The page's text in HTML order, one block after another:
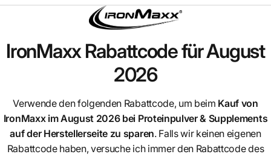
IronMaxxRabattcode für August
2026
Verwende den folgenden Rabattcode, um beim Kauf von
IronMaxxim August 2026 bei Proteinpulver & Supplements
auf der Herstellerseite zu sparen. Falls wir keinen eigenen
Rabattcode haben, versuche ich immer den Rabattcode des